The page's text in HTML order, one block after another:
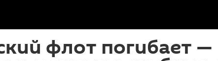
флот погибает —